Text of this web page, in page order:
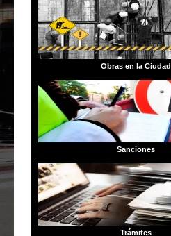
Obras en la Ciudad
Sanciones
Trámites